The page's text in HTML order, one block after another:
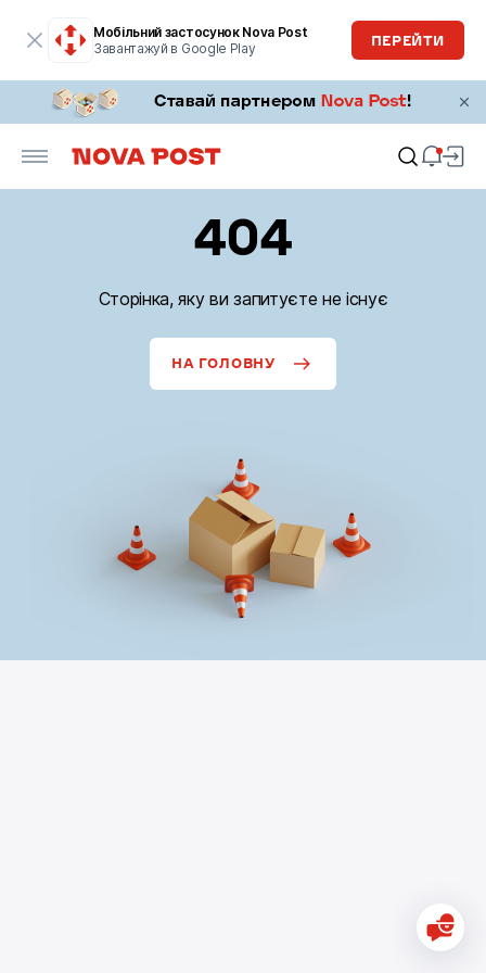
Мобільний застосунок Nova Post
Завантажуй в Google Play
ПЕРЕЙТИ
404
Сторінка, яку ви запитуєте не існує
НА ГОЛОВНУ